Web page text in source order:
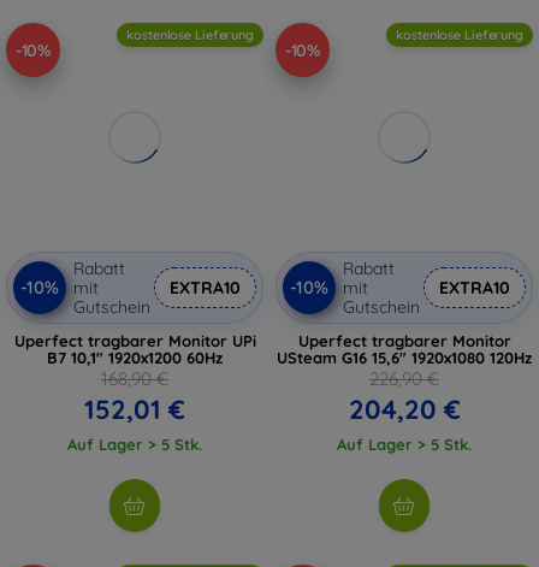
-10%
kostenlose Lieferung
-10%
Rabatt
mit
Gutschein
EXTRA10
Uperfect tragbarer Monitor UPi
B7 10,1" 1920x1200 60Hz
168,90 €
152,01 €
Auf Lager > 5 Stk.
-10%
kostenlose Lieferung
-10%
Rabatt
mit
Gutschein
EXTRA10
Uperfect tragbarer Monitor
USteam G16 15,6" 1920x1080 120Hz
226,90 €
204,20 €
Auf Lager > 5 Stk.